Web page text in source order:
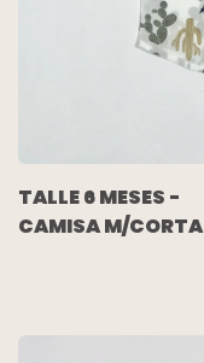
TALLE 6 MESES -
CAMISA M/CORTA